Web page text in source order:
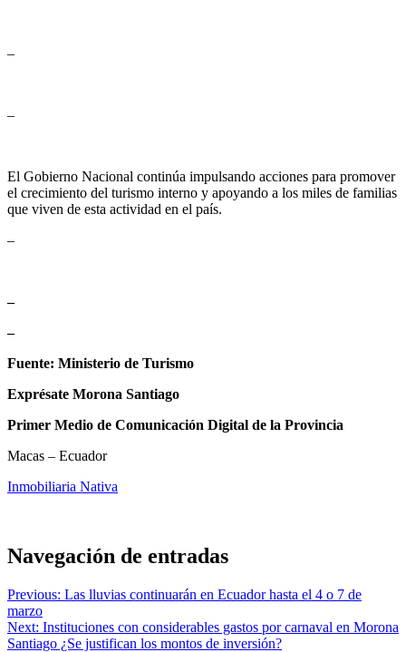
–
–
El Gobierno Nacional continúa impulsando acciones para promover
el crecimiento del turismo interno y apoyando a los miles de familias
que viven de esta actividad en el país.
–
–
–
Fuente: Ministerio de Turismo
Exprésate Morona Santiago
Primer Medio de Comunicación Digital de la Provincia
Macas – Ecuador
Inmobiliaria Nativa
Navegación de entradas
Previous: Las lluvias continuarán en Ecuador hasta el 4 o 7 de
marzo
Next: Instituciones con considerables gastos por carnaval en Morona
Santiago ¿Se justifican los montos de inversión?